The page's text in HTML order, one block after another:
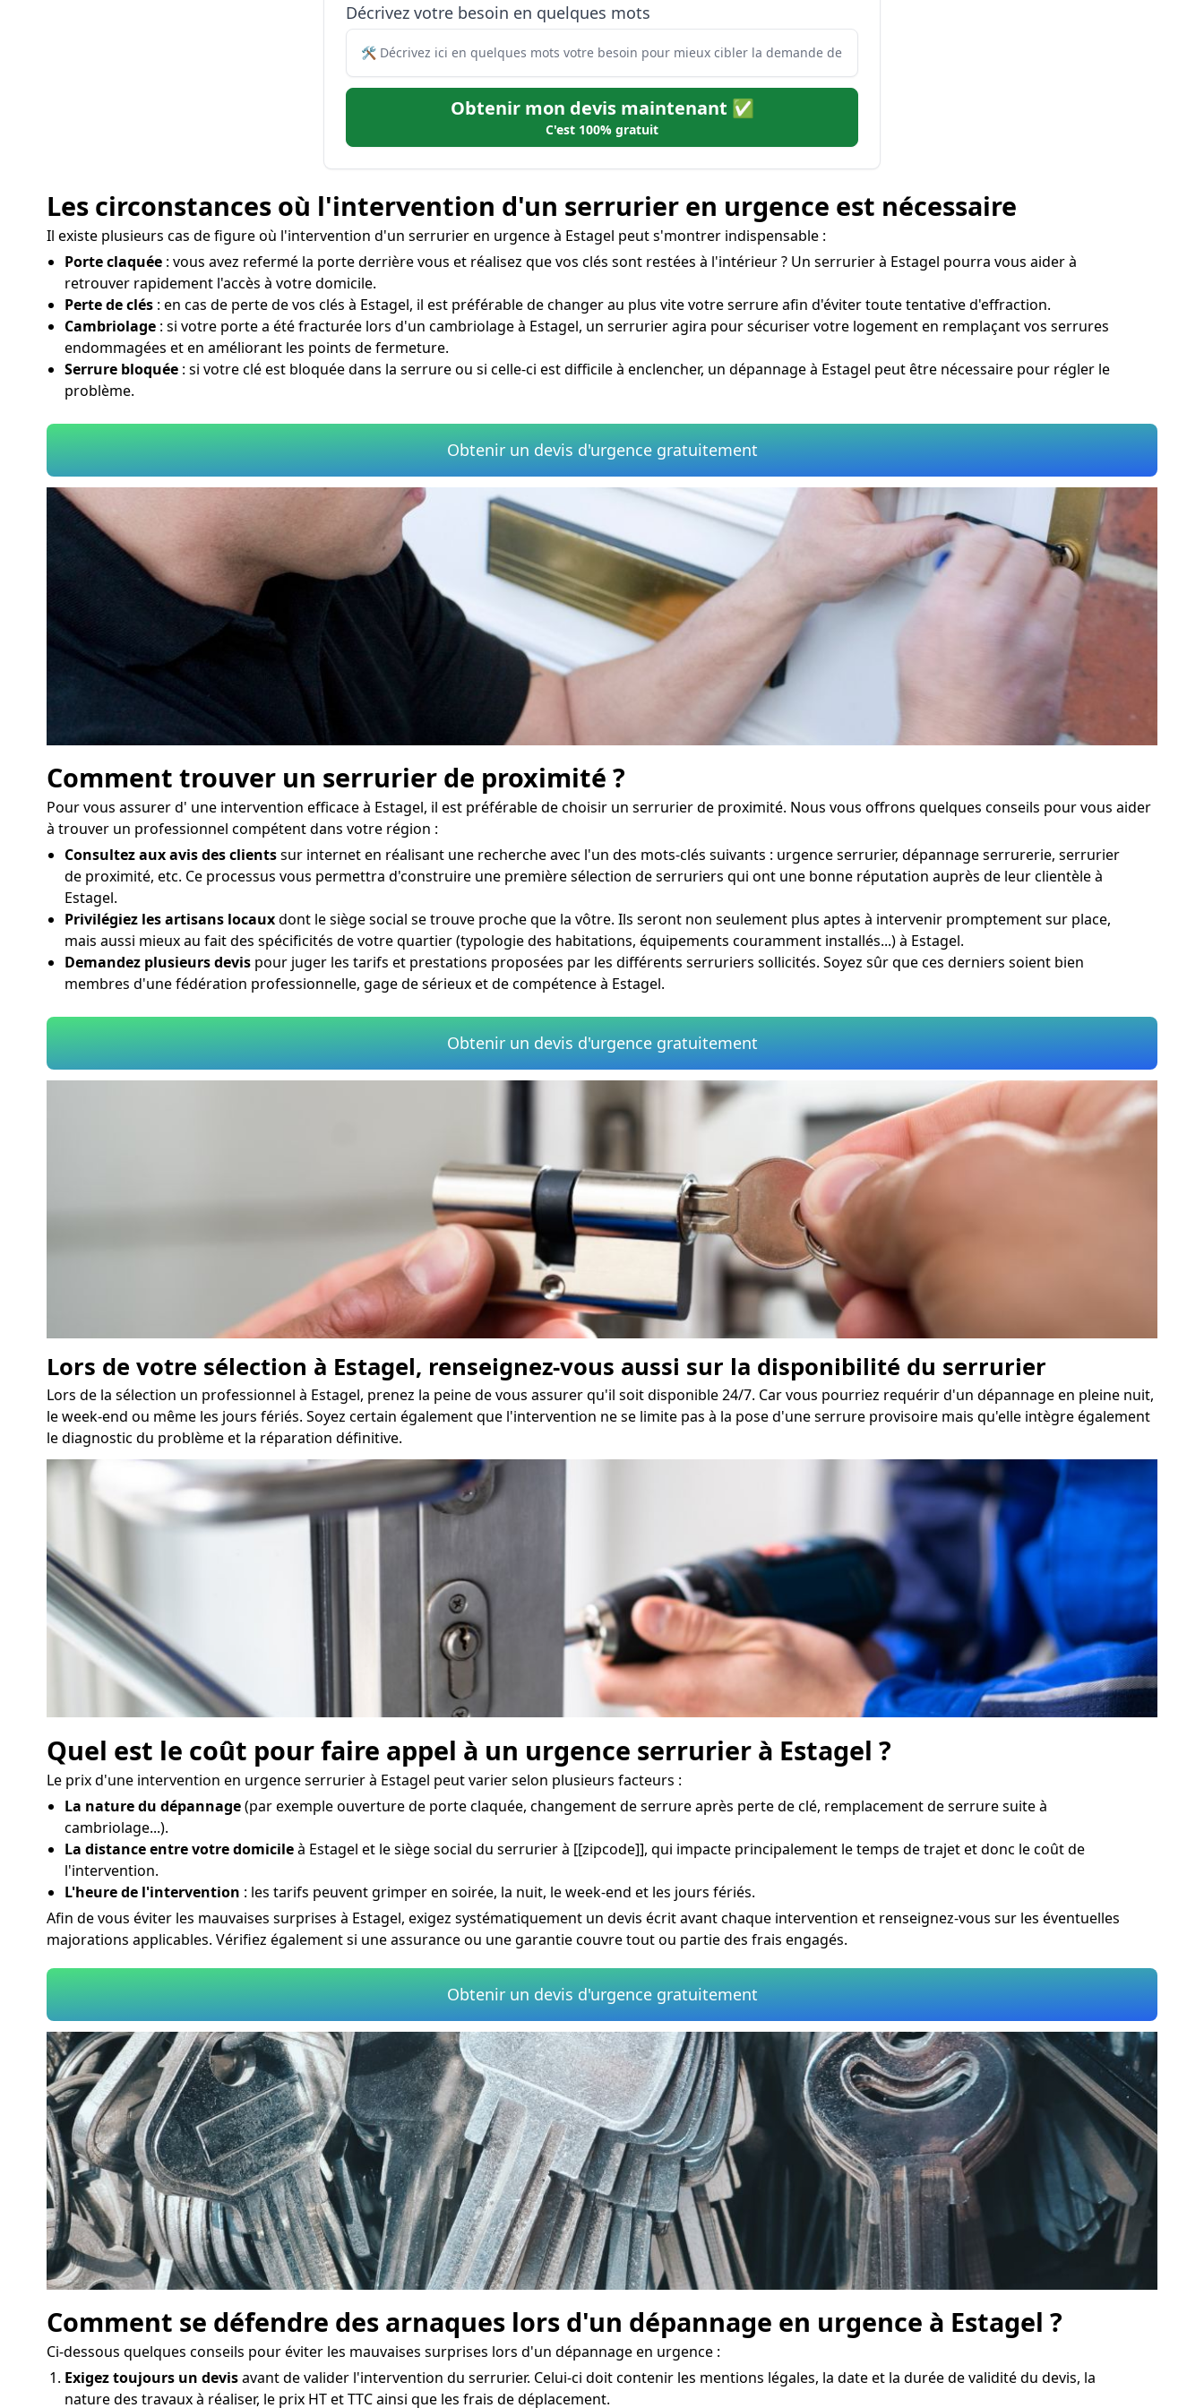
Décrivez votre besoin en quelques mots
Obtenir mon devis maintenant ✅
C'est 100% gratuit
Les circonstances où l'intervention d'un serrurier en urgence est nécessaire
Il existe plusieurs cas de figure où l'intervention d'un serrurier en urgence à Estagel peut s'montrer indispensable :
Porte claquée : vous avez refermé la porte derrière vous et réalisez que vos clés sont restées à l'intérieur ? Un serrurier à Estagel pourra vous aider à
retrouver rapidement l'accès à votre domicile.
Perte de clés : en cas de perte de vos clés à Estagel, il est préférable de changer au plus vite votre serrure afin d'éviter toute tentative d'effraction.
Cambriolage : si votre porte a été fracturée lors d'un cambriolage à Estagel, un serrurier agira pour sécuriser votre logement en remplaçant vos serrures
endommagées et en améliorant les points de fermeture.
Serrure bloquée : si votre clé est bloquée dans la serrure ou si celle-ci est difficile à enclencher, un dépannage à Estagel peut être nécessaire pour régler le
problème.
Obtenir un devis d'urgence gratuitement
Comment trouver un serrurier de proximité ?
Pour vous assurer d' une intervention efficace à Estagel, il est préférable de choisir un serrurier de proximité. Nous vous offrons quelques conseils pour vous aider
à trouver un professionnel compétent dans votre région :
Consultez aux avis des clientssur internet en réalisant une recherche avec l'un des mots-clés suivants : urgence serrurier, dépannage serrurerie, serrurier
de proximité, etc. Ce processus vous permettra d'construire une première sélection de serruriers qui ont une bonne réputation auprès de leur clientèle à
Estagel.
Privilégiez les artisans locauxdont le siège social se trouve proche que la vôtre. Ils seront non seulement plus aptes à intervenir promptement sur place,
mais aussi mieux au fait des spécificités de votre quartier (typologie des habitations, équipements couramment installés...) à Estagel.
Demandez plusieurs devis pour juger les tarifs et prestations proposées par les différents serruriers sollicités. Soyez sûr que ces derniers soient bien
membres d'une fédération professionnelle, gage de sérieux et de compétence à Estagel.
Obtenir un devis d'urgence gratuitement
Lors de votre sélection à Estagel, renseignez-vous aussi sur la disponibilité du serrurier
Lors de la sélection un professionnel à Estagel, prenez la peine de vous assurer qu'il soit disponible 24/7. Car vous pourriez requérir d'un dépannage en pleine nuit,
le week-end ou même les jours fériés. Soyez certain également que l'intervention ne se limite pas à la pose d'une serrure provisoire mais qu'elle intègre également
le diagnostic du problème et la réparation définitive.
Quel est le coût pour faire appel à un urgence serrurier à Estagel ?
Le prix d'une intervention en urgence serrurier à Estagel peut varier selon plusieurs facteurs :
La nature du dépannage(par exemple ouverture de porte claquée, changement de serrure après perte de clé, remplacement de serrure suite à
cambriolage...).
La distance entre votre domicileà Estagel et le siège social du serrurier à [[zipcode]], qui impacte principalement le temps de trajet et donc le coût de
l'intervention.
L'heure de l'intervention : les tarifs peuvent grimper en soirée, la nuit, le week-end et les jours fériés.
Afin de vous éviter les mauvaises surprises à Estagel, exigez systématiquement un devis écrit avant chaque intervention et renseignez-vous sur les éventuelles
majorations applicables. Vérifiez également si une assurance ou une garantie couvre tout ou partie des frais engagés.
Obtenir un devis d'urgence gratuitement
Comment se défendre des arnaques lors d'un dépannage en urgence à Estagel ?
Ci-dessous quelques conseils pour éviter les mauvaises surprises lors d'un dépannage en urgence :
Exigez toujours un devisavant de valider l'intervention du serrurier. Celui-ci doit contenir les mentions légales, la date et la durée de validité du devis, la
nature des travaux à réaliser, le prix HT et TTC ainsi que les frais de déplacement.